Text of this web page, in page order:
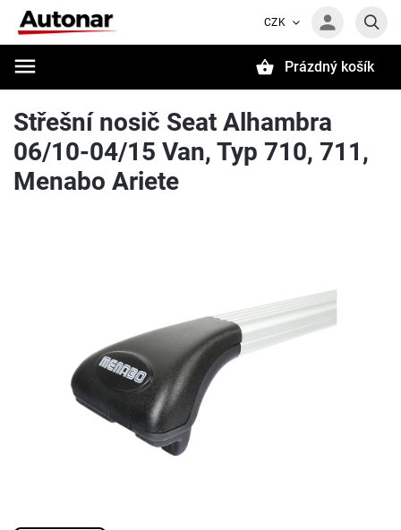
CZK
Prázdný košík
Střešní nosič Seat Alhambra
06/10-04/15 Van, Typ 710, 711,
Menabo Ariete